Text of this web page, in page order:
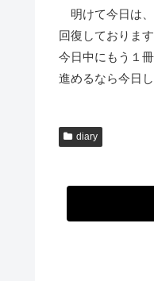
明けて今日は、
回復しておりま
今日中にもう１
進めるなら今日
diary